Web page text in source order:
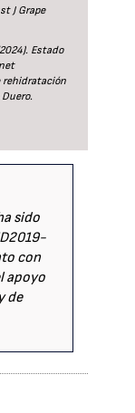
J Grape
Estado
rehidratación
sido
con
apoyo
de